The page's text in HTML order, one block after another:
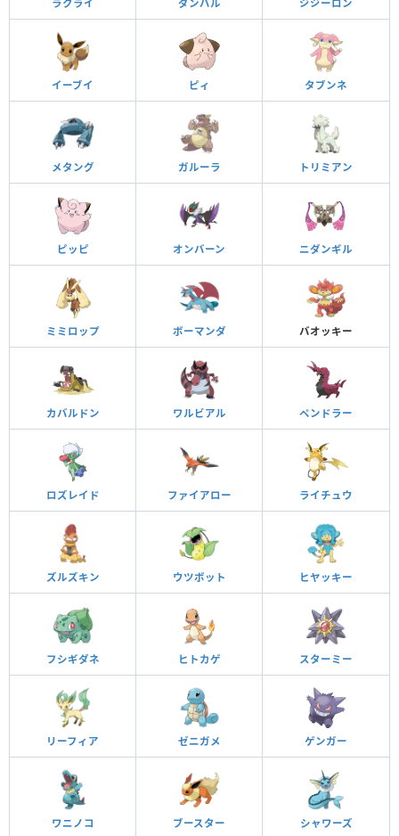
ラクライ ダンバル ジジーロン
イーブイ ピィ タブンネ
メタング ガルーラ トリミアン
ピッピ オンバーン ニダンギル
ミミロップ ボーマンダ バオッキー
カバルドン ワルビアル ペンドラー
ロズレイド ファイアロー ライチュウ
ズルズキン ウツボット ヒヤッキー
フシギダネ ヒトカゲ スターミー
リーフィア ゼニガメ ゲンガー
ワニノコ ブースター シャワーズ